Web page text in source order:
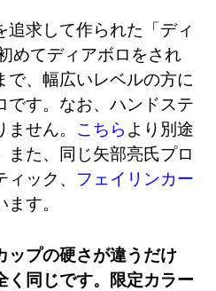
求して作られた「ディ
めてディアボロをされ
で、幅広いレベルの方に
です。なお、ハンドステ
せん。 こちら より別途
また、同じ矢部亮氏プロ
ック、 フェイリンカー
す。
プの硬さが違うだけ
く同じです。限定カラー